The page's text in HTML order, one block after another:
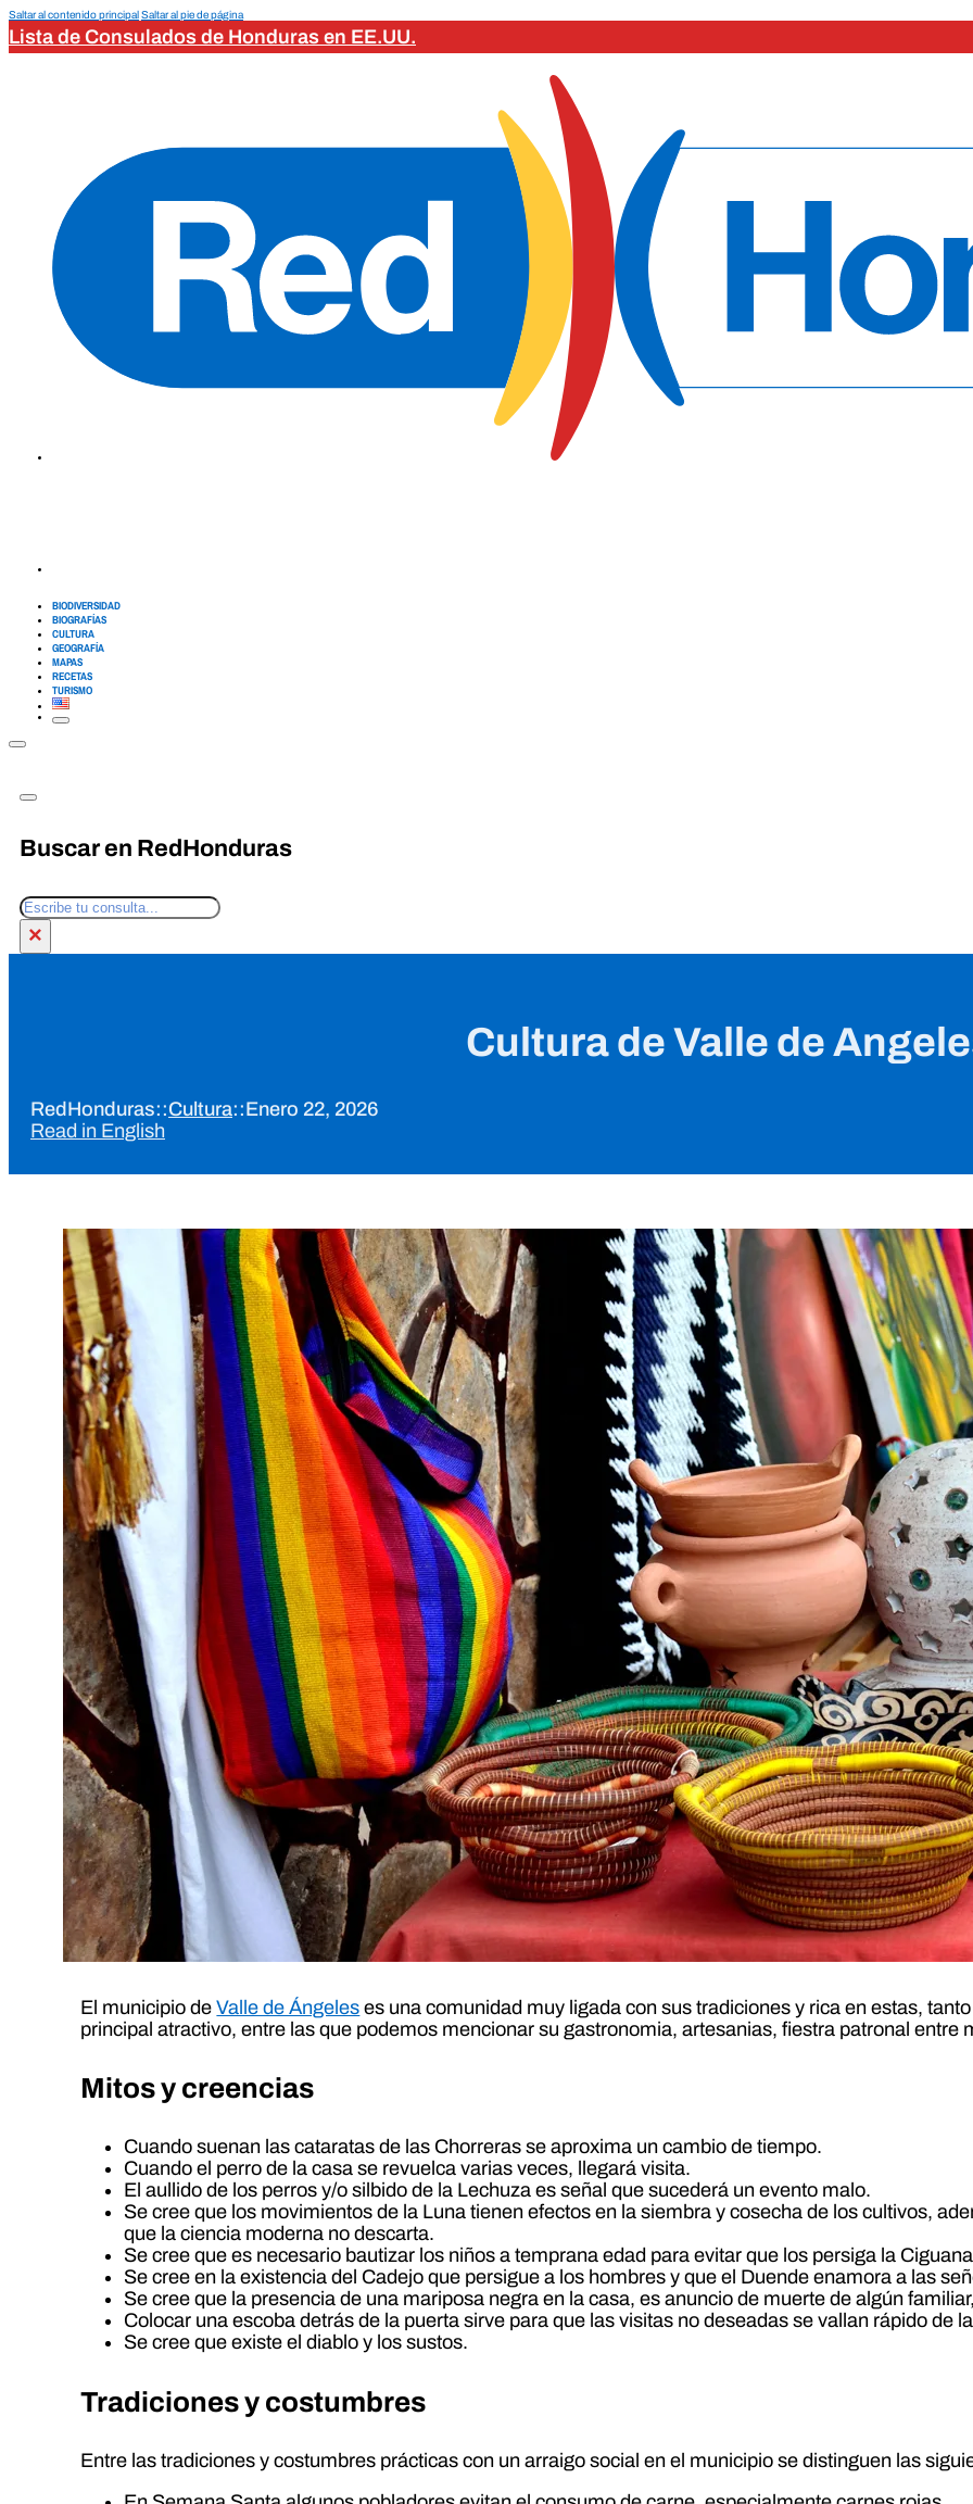
Saltar al contenido principalSaltar al pie de página
Lista de Consulados de Honduras en EE.UU.
BIODIVERSIDAD
BIOGRAFÍAS
CULTURA
GEOGRAFÍA
MAPAS
RECETAS
TURISMO
Buscar en RedHonduras
Buscar
×
Cultura de Valle de
RedHonduras::Cultura::Enero 22, 2026
Read in English
El municipio deValle de Ángeles es una comunidad muy ligada con sus tradiciones y rica en estas,
principal atractivo, entre las que podemos mencionar su gastronomia, artesanias, fiestra patronal entre
Mitos y creencias
Cuando suenan las cataratas de las Chorreras se aproxima un cambio de tiempo.
Cuando el perro de la casa se revuelca varias veces, llegará visita.
El aullido de los perros y/o silbido de la Lechuza es señal que sucederá un evento malo.
Se cree que los movimientos de la Luna tienen efectos en la siembra y cosecha de los cultivos,
que la ciencia moderna no descarta.
Se cree que es necesario bautizar los niños a temprana edad para evitar que los persiga la
Se cree en la existencia del Cadejo que persigue a los hombres y que el Duende enamora a las
Se cree que la presencia de una mariposa negra en la casa, es anuncio de muerte de algún
Colocar una escoba detrás de la puerta sirve para que las visitas no deseadas se vallan rápido de
Se cree que existe el diablo y los sustos.
Tradiciones y costumbres
Entre las tradiciones y costumbres prácticas con un arraigo social en el municipio se distinguen las